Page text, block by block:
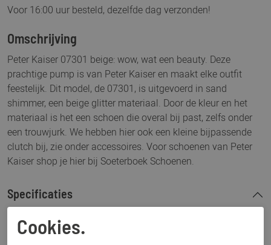
Voor 16:00 uur besteld, dezelfde dag verzonden!
Omschrijving
Peter Kaiser 07301 beige: wow, wat een beauty. Deze
prachtige pump is van Peter Kaiser en maakt elke outfit
feestelijk. Dit model, de 07301, is uitgevoerd in sand
shimmer, een beige glitter materiaal. Door de kleur en het
materiaal is het een schoen die overal bij past, zelfs onder
een trouwjurk. We hebben hier ook een kleine bijpassende
clutch bij, zie onder accessoires. Voor schoenen van Peter
Kaiser shop je hier bij Soeterboek Schoenen.
Specificaties
Merk
Cookies.